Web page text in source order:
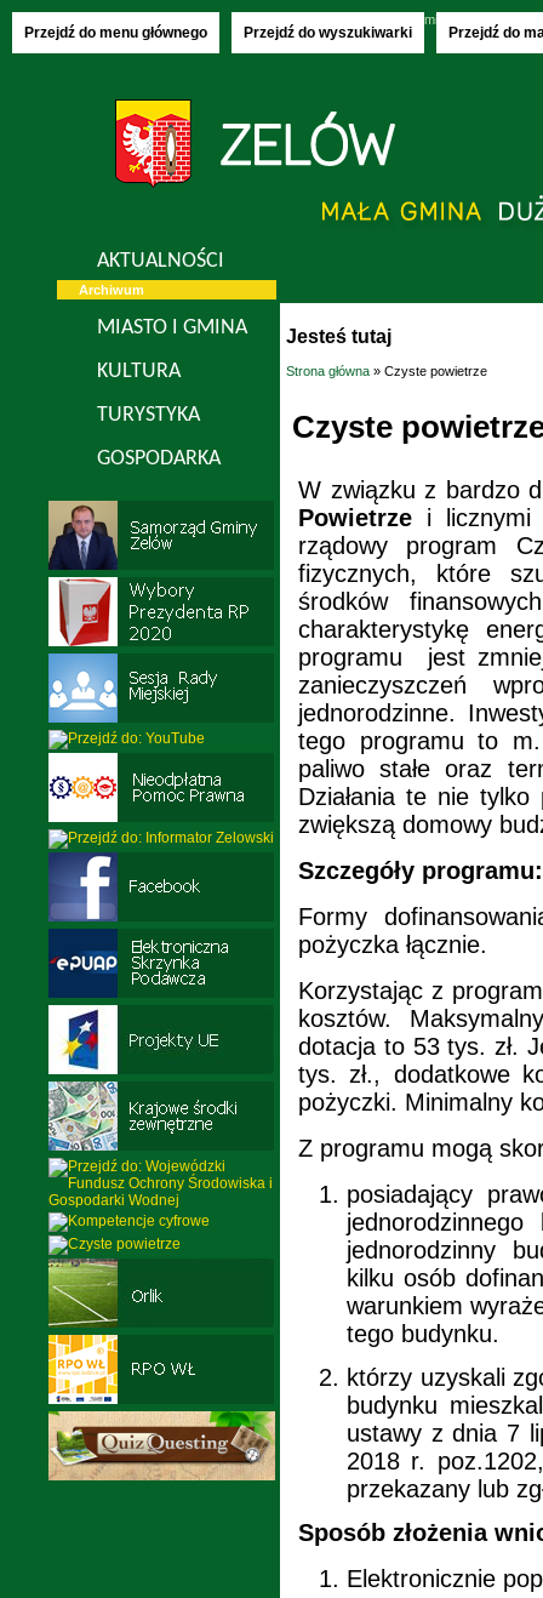
Przejdź do menu głównego Przejdź do wyszukiwarki Przejdź do
imieniny:
AKTUALNOŚCI
Archiwum
MIASTO I GMINA
KULTURA
TURYSTYKA
GOSPODARKA
Jesteś tutaj
Strona główna » Czyste powietrze
Czyste
W związku z bardzo
Powietrze i licznymi
rządowy program
fizycznych, które
środków
charakterystykę
programu jest
zanieczyszczeń
jednorodzinne.
tego programu to
paliwo stałe oraz
Działania te nie
zwiększą domowy
Szczegóły programu:
Formy
pożyczka łącznie.
Korzystając z
kosztów.
dotacja to 53 tys. zł.
tys. zł., dodatkowe
pożyczki. Minimalny
Z programu mogą
posiadający
jednorodzinny
kilku osób
warunkiem
tego budynku.
którzy uzyskali
budynku
ustawy z dnia 7
2018 r.
przekazany lub
Sposób złożenia
Elektronicznie